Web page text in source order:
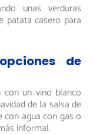
unas verduras
patata casero para
de
con un vino blanco
de la salsa de
agua con gas o
informal.